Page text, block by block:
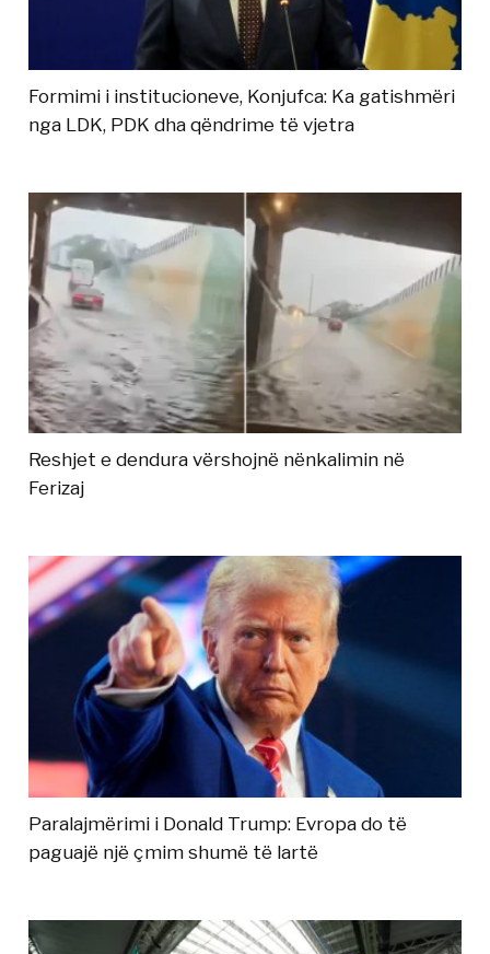
Formimi i institucioneve, Konjufca: Ka gatishmëri
nga LDK, PDK dha qëndrime të vjetra
Reshjet e dendura vërshojnë nënkalimin në
Ferizaj
Paralajmërimi i Donald Trump: Evropa do të
paguajë një çmim shumë të lartë